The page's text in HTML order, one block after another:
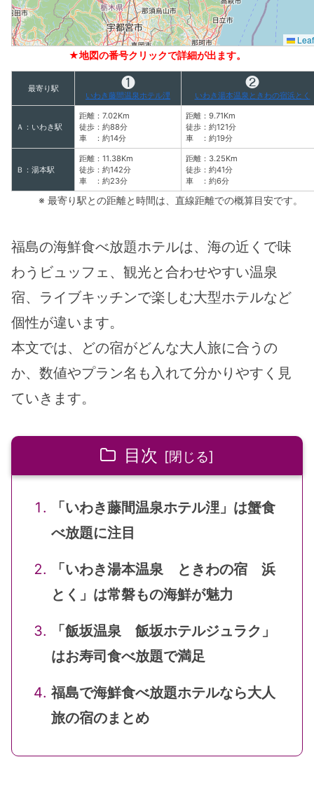
★地図の番号クリックで詳細が出ます。
最寄り駅 ❶
いわき藤間温泉ホテル浬
❷
いわき湯本温泉ときわの宿浜とく
Ａ：いわき駅
距離：7.02Km
徒歩：約88分
車 ：約14分
距離：9.71Km
徒歩：約121分
車 ：約19分
Ｂ：湯本駅
距離：11.38Km
徒歩：約142分
車 ：約23分
距離：3.25Km
徒歩：約41分
車 ：約6分
※ 最寄り駅との距離と時間は、直線距離での概算目安です。
福島の海鮮食べ放題ホテルは、海の近くで味
わうビュッフェ、観光と合わせやすい温泉
宿、ライブキッチンで楽しむ大型ホテルなど
個性が違います。
本文では、どの宿がどんな大人旅に合うの
か、数値やプラン名も入れて分かりやすく見
ていきます。
目次
「いわき藤間温泉ホテル浬」は蟹食
べ放題に注目
「いわき湯本温泉 ときわの宿 浜
とく」は常磐もの海鮮が魅力
「飯坂温泉 飯坂ホテルジュラク」
はお寿司食べ放題で満足
福島で海鮮食べ放題ホテルなら大人
旅の宿のまとめ